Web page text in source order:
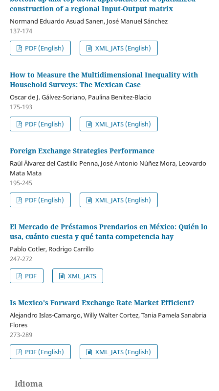
construction of a regional Input-Output matrix
Normand Eduardo Asuad Sanen, José Manuel Sánchez
137-174
PDF (English)
XML_JATS (English)
How to Measure the Multidimensional Inequality with
Household Surveys: The Mexican Case
Oscar de J. Gálvez-Soriano, Paulina Benitez-Blacio
175-193
PDF (English)
XML_JATS (English)
Foreign Exchange Strategies Performance
Raúl Álvarez del Castillo Penna, José Antonio Núñez Mora, Leovardo
Mata Mata
195-245
PDF (English)
XML_JATS (English)
El Mercado de Préstamos Prendarios en México: Quién lo
usa, cuánto cuesta y qué tanta competencia hay
Pablo Cotler, Rodrigo Carrillo
247-272
PDF
XML_JATS
Is Mexico's Forward Exchange Rate Market Efficient?
Alejandro Islas-Camargo, Willy Walter Cortez, Tania Pamela Sanabria
Flores
273-289
PDF (English)
XML_JATS (English)
Idioma